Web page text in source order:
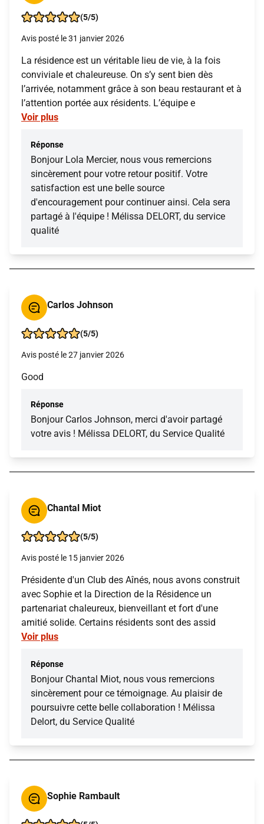
(5/5)
Avis posté le 31 janvier 2026
La résidence est un véritable lieu de vie, à la fois
conviviale et chaleureuse. On s’y sent bien dès
l’arrivée, notamment grâce à son beau restaurant et à
l’attention portée aux résidents. L’équipe e
Voir plus
Réponse
Bonjour Lola Mercier, nous vous remercions
sincèrement pour votre retour positif. Votre
satisfaction est une belle source
d'encouragement pour continuer ainsi. Cela sera
partagé à l'équipe ! Mélissa DELORT, du service
qualité
Carlos Johnson
(5/5)
Avis posté le 27 janvier 2026
Good
Réponse
Bonjour Carlos Johnson, merci d'avoir partagé
votre avis ! Mélissa DELORT, du Service Qualité
Chantal Miot
(5/5)
Avis posté le 15 janvier 2026
Présidente d'un Club des Aînés, nous avons construit
avec Sophie et la Direction de la Résidence un
partenariat chaleureux, bienveillant et fort d'une
amitié solide. Certains résidents sont des assid
Voir plus
Réponse
Bonjour Chantal Miot, nous vous remercions
sincèrement pour ce témoignage. Au plaisir de
poursuivre cette belle collaboration ! Mélissa
Delort, du Service Qualité
Sophie Rambault